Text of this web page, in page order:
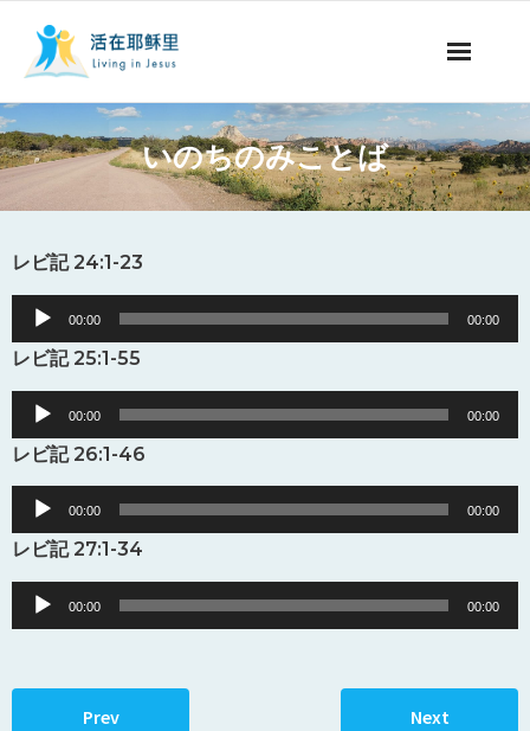
ミッションの紹介
聖書についての番組
聖書についての記事
献金について
他国の言語
いのちのみことば
レビ記 24:1-23
Audio
Player
00:00 00:00
レビ記 25:1-55
Audio
Player
00:00 00:00
レビ記 26:1-46
Audio
Player
00:00 00:00
レビ記 27:1-34
Audio
Player
00:00 00:00
Prev Next